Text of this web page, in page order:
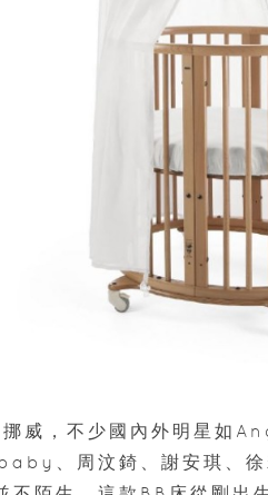
挪威，不少國內外明星
、周汶錡、謝安琪、徐